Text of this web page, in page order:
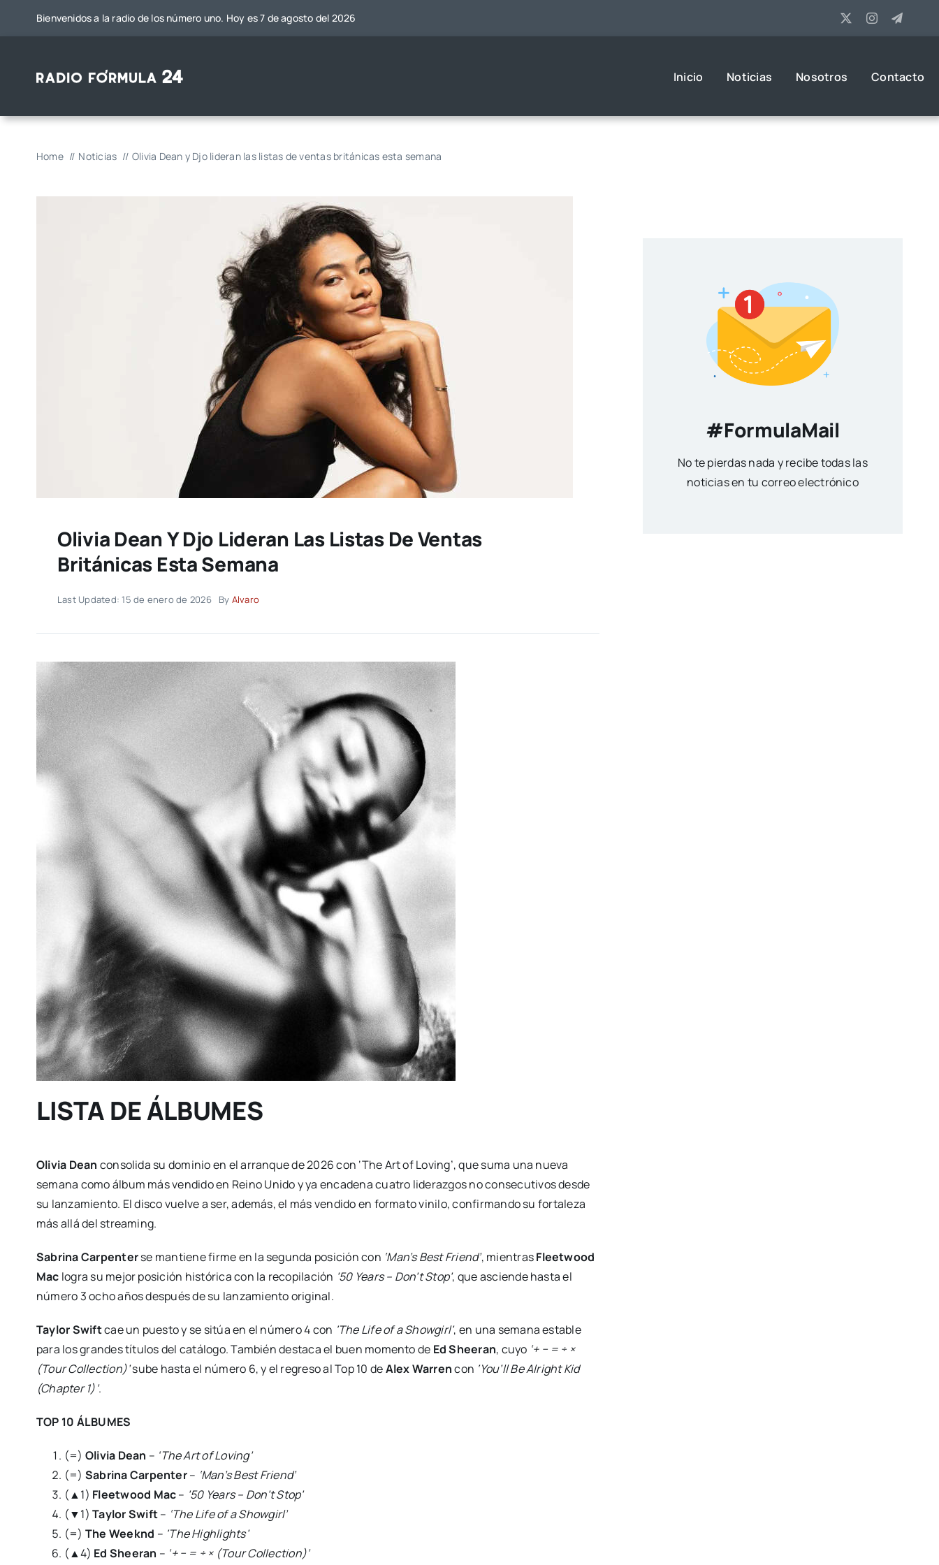
Bienvenidos a la radio de los número uno. Hoy es 7 de agosto del 2026
Inicio Noticias Nosotros Contacto
Home Noticias Olivia Dean y Djo lideran las listas de ventas británicas esta semana
Olivia Dean Y Djo Lideran Las Listas De Ventas
Británicas Esta Semana
Last Updated: 15 de enero de 2026 By Alvaro
LISTA DE ÁLBUMES
Olivia Dean consolida su dominio en el arranque de 2026 con ‘The Art of Loving’, que suma una nueva
semana como álbum más vendido en Reino Unido y ya encadena cuatro liderazgos no consecutivos desde
su lanzamiento. El disco vuelve a ser, además, el más vendido en formato vinilo, confirmando su fortaleza
más allá del streaming.
Sabrina Carpenterse mantiene firme en la segunda posición con ‘Man’s Best Friend’, mientrasFleetwood
Mac logra su mejor posición histórica con la recopilación ’50 Years – Don’t Stop’, que asciende hasta el
número 3 ocho años después de su lanzamiento original.
Taylor Swiftcae un puesto y se sitúa en el número 4 con ‘The Life of a Showgirl’, en una semana estable
para los grandes títulos del catálogo. También destaca el buen momento de Ed Sheeran, cuyo ‘+ − = ÷ ×
(Tour Collection)’sube hasta el número 6, y el regreso al Top 10 deAlex Warrencon ‘You’ll Be Alright Kid
(Chapter 1)’.
TOP 10 ÁLBUMES
(=) Olivia Dean – ‘The Art of Loving’
(=) Sabrina Carpenter– ‘Man’s Best Friend’
(▲1) Fleetwood Mac– ’50 Years – Don’t Stop’
(▼1)Taylor Swift– ‘The Life of a Showgirl’
(=) The Weeknd – ‘The Highlights’
(▲4) Ed Sheeran – ‘+ − = ÷ × (Tour Collection)’
#FormulaMail
No te pierdas nada y recibe todas las
noticias en tu correo electrónico